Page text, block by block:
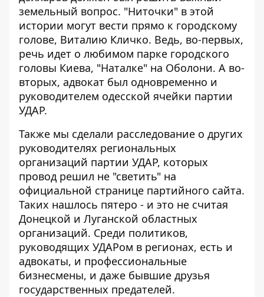
земельный вопрос. "Ниточки" в этой
истории могут вести прямо к городскому
голове, Виталию Кличко. Ведь, во-первых,
речь идет о любимом парке городского
головы Киева, "Наталке" на Оболони. А во-
вторых, адвокат был одновременно и
руководителем одесской ячейки партии
УДАР.
Также мы сделали расследование о других
руководителях региональных
организаций партии УДАР, которых
провод решил не "светить" на
официальной странице партийного сайта.
Таких нашлось пятеро - и это не считая
Донецкой и Луганской областных
организаций. Среди политиков,
руководящих УДАРом в регионах, есть и
адвокаты, и профессиональные
бизнесмены, и даже бывшие друзья
государственных предателей.